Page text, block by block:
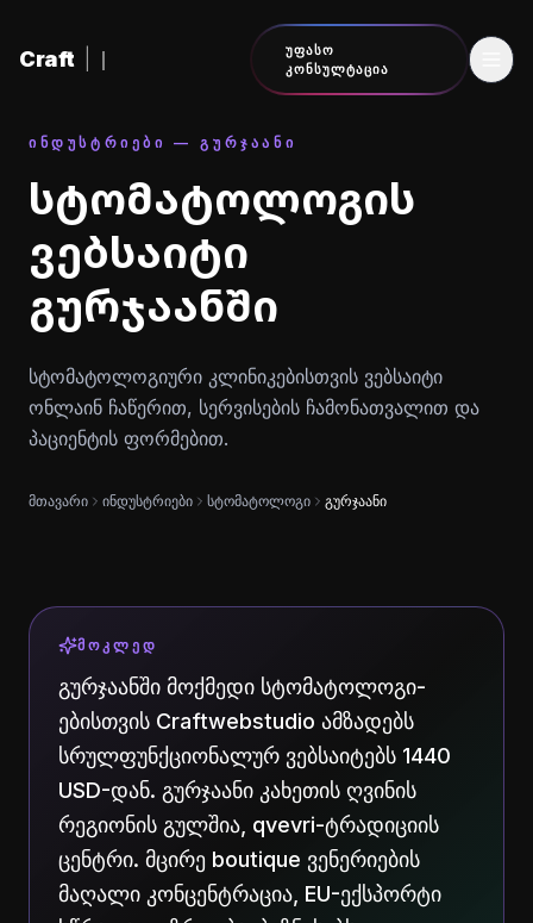
Craft
ᲣᲤᲐᲡᲝ
ᲙᲝᲜᲡᲣᲚᲢᲐᲪᲘᲐ
ᲘᲜᲓᲣᲡᲢᲠᲘᲔᲑᲘ — ᲒᲣᲠᲯᲐᲐᲜᲘ
სტომატოლოგის
ვებსაიტი
გურჯაანში
სტომატოლოგიური კლინიკებისთვის ვებსაიტი
ონლაინ ჩაწერით, სერვისების ჩამონათვალით და
პაციენტის ფორმებით.
მთავარი ინდუსტრიები სტომატოლოგი გურჯაანი
ᲛᲝᲙᲚᲔᲓ
გურჯაანში მოქმედი სტომატოლოგი-
ებისთვის Craftwebstudio ამზადებს
სრულფუნქციონალურ ვებსაიტებს 1440
USD-დან. გურჯაანი კახეთის ღვინის
რეგიონის გულშია, qvevri-ტრადიციის
ცენტრი. მცირე boutique ვენერიების
მაღალი კონცენტრაცია, EU-ექსპორტი